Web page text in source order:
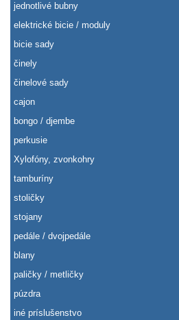
jednotlivé bubny
elektrické bicie / moduly
bicie sady
činely
činelové sady
cajon
bongo / djembe
perkusie
Xylofóny, zvonkohry
tamburíny
stoličky
stojany
pedále / dvojpedále
blany
paličky / metličky
púzdra
iné príslušenstvo